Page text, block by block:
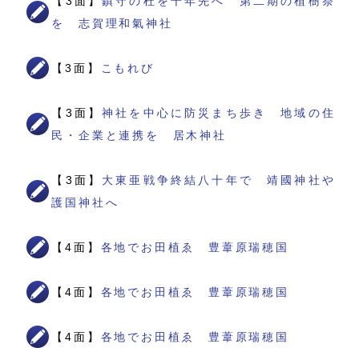
を 志賀理和氣神社
【3面】 こもれび
【3面】神社を中心に防災まち歩き 地域の住
民・企業と連携を 居木神社
【3面】 大東亜戦争終結八十年で 靖國神社や
護国神社へ
【4面】 各地でお田植ゑ 豊葦原瑞穂国
【4面】 各地でお田植ゑ 豊葦原瑞穂国
【4面】 各地でお田植ゑ 豊葦原瑞穂国